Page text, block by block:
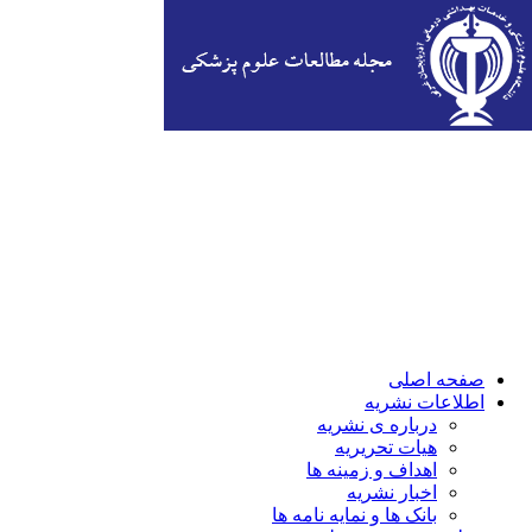
صفحه اصلی
اطلاعات نشریه
درباره ی نشریه
هیات تحریریه
اهداف و زمینه ها
اخبار نشریه
بانک ها و نمایه نامه ها